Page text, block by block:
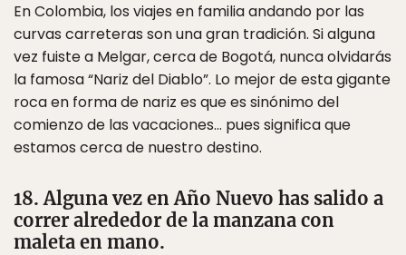
En Colombia, los viajes en familia andando por las
curvas carreteras son una gran tradición. Si alguna
vez fuiste a Melgar, cerca de Bogotá, nunca olvidarás
la famosa “Nariz del Diablo”. Lo mejor de esta gigante
roca en forma de nariz es que es sinónimo del
comienzo de las vacaciones… pues significa que
estamos cerca de nuestro destino.
18. Alguna vez en Año Nuevo has salido a
correr alrededor de la manzana con
maleta en mano.